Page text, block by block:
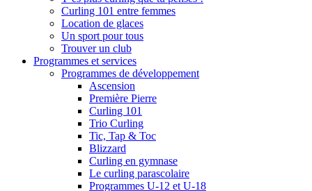
Curling 101 entre femmes
Location de glaces
Un sport pour tous
Trouver un club
Programmes et services
Programmes de développement
Ascension
Première Pierre
Curling 101
Trio Curling
Tic, Tap & Toc
Blizzard
Curling en gymnase
Le curling parascolaire
Programmes U-12 et U-18